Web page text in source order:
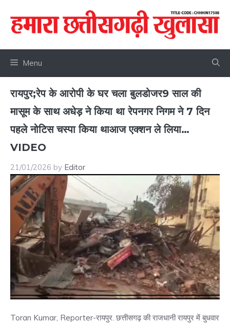
content
Menu
रायपुर;रेप के आरोपी के घर चला बुलडोजर9 साल की
मासूम के साथ अधेड़ ने किया था रेपनगर निगम ने 7 दिन
पहले नोटिस चस्पा किया थाआज एक्शन ले लिया…
VIDEO
21/01/2026 by Editor
Toran Kumar, Reporter-रायपुर. छत्तीसगढ़ की राजधानी रायपुर में बुधवार